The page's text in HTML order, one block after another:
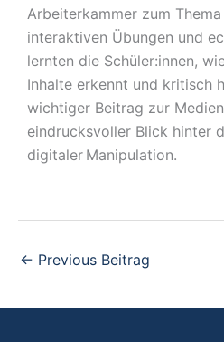
Arbeiterkammer zum
interaktiven Übungen und
lernten die Schüler:innen,
Inhalte erkennt und kritisch
wichtiger Beitrag zur
eindrucksvoller Blick hinter
digitaler Manipulation.
← Previous Beitrag